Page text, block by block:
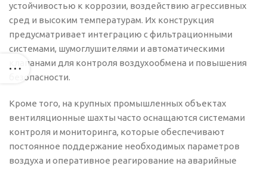
устойчивостью к коррозии, воздействию агрессивных
сред и высоким температурам. Их конструкция
предусматривает интеграцию с фильтрационными
системами, шумоглушителями и автоматическими
клапанами для контроля воздухообмена и повышения
безопасности.
Кроме того, на крупных промышленных объектах
вентиляционные шахты часто оснащаются системами
контроля и мониторинга, которые обеспечивают
постоянное поддержание необходимых параметров
воздуха и оперативное реагирование на аварийные